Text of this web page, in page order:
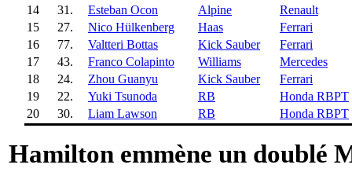
14
31. Esteban Ocon Alpine
Renault
15
27. Nico Hülkenberg Haas
Ferrari
16
77. Valtteri Bottas Kick Sauber
Ferrari
17
43. Franco Colapinto Williams
Mercedes
18
24. Zhou Guanyu Kick Sauber
Ferrari
19
22. Yuki Tsunoda RB
Honda RBPT
20
30. Liam Lawson RB Honda RBPT
Hamilton emmène un doublé